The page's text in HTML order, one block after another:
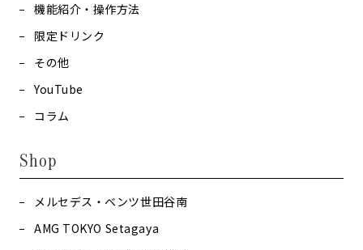
機能紹介・操作方法
限定ドリンク
その他
YouTube
コラム
Shop
メルセデス・ベンツ世田谷南
AMG TOKYO Setagaya